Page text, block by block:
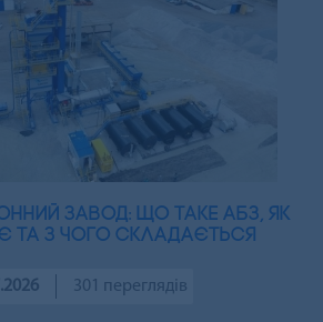
завод: що таке АБЗ, як
та з чого складається
301 переглядів